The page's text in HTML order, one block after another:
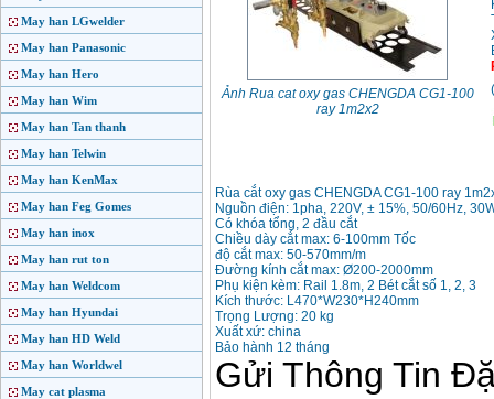
May han LGwelder
May han Panasonic
May han Hero
May han Wim
May han Tan thanh
May han Telwin
May han KenMax
May han Feg Gomes
May han inox
May han rut ton
May han Weldcom
May han Hyundai
May han HD Weld
May han Worldwel
May cat plasma
Ảnh Rua cat oxy gas CHENGDA CG1-100
ray 1m2x2
(
Rùa cắt oxy gas CHENGDA CG1-100 ray
Nguồn điện: 1pha, 220V, ± 15%, 50/60Hz,
Có khóa tổng, 2 đầu cắt
Chiều dày cắt max: 6-100mm Tốc
độ cắt max: 50-570mm/m
Đường kính cắt max: Ø200-2000mm
Phụ kiện kèm: Rail 1.8m, 2 Bét cắt số 1, 2, 3
Kích thước: L470*W230*H240mm
Trọng Lượng: 20 kg
Xuất xứ: china
Bảo hành 12 tháng